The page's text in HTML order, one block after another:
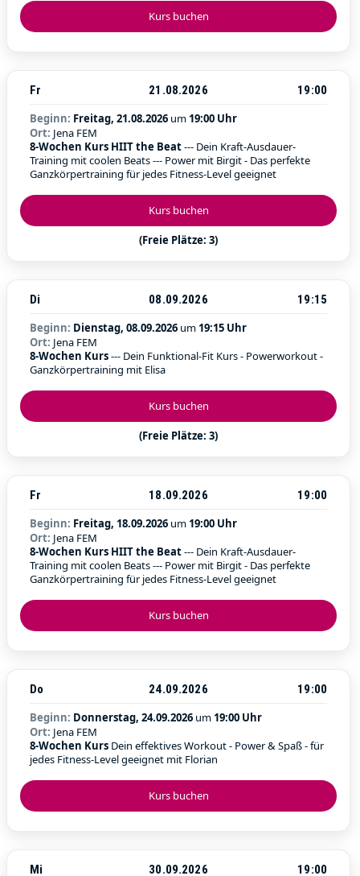
Kurs buchen
Kurs buchen
(Freie Plätze: 3)
Fr 21.08.2026
19:00
Beginn: Freitag, 21.08.2026 um 19:00 Uhr
Ort: Jena FEM
8-Wochen Kurs HIIT the Beat--- Dein Kraft-Ausdauer-
Training mit coolen Beats --- Power mit Birgit - Das perfekte
Ganzkörpertraining für jedes Fitness-Level geeignet
Kurs buchen
(Freie Plätze: 3)
Di 08.09.2026
19:15
Beginn: Dienstag, 08.09.2026 um 19:15 Uhr
Ort: Jena FEM
8-Wochen Kurs--- Dein Funktional-Fit Kurs - Powerworkout -
Ganzkörpertraining mit Elisa
Kurs buchen
Fr 18.09.2026
19:00
Beginn: Freitag, 18.09.2026 um 19:00 Uhr
Ort: Jena FEM
8-Wochen Kurs HIIT the Beat--- Dein Kraft-Ausdauer-
Training mit coolen Beats --- Power mit Birgit - Das perfekte
Ganzkörpertraining für jedes Fitness-Level geeignet
Kurs buchen
Do 24.09.2026
19:00
Beginn: Donnerstag, 24.09.2026 um 19:00 Uhr
Ort: Jena FEM
8-Wochen Kurs Dein effektives Workout - Power & Spaß - für
jedes Fitness-Level geeignet mit Florian
Mi 30.09.2026 19:00